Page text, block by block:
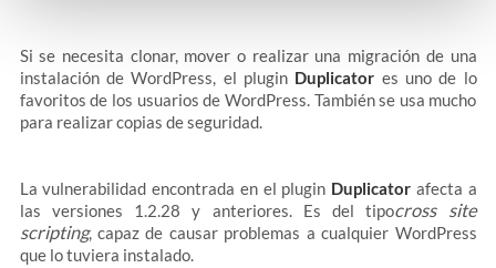
Si se necesita clonar, mover o realizar una migración de una
instalación de WordPress, el plugin Duplicator es uno de lo
favoritos de los usuarios de WordPress. También se usa mucho
para realizar copias de seguridad.
La vulnerabilidad encontrada en el plugin Duplicator afecta a
las versiones 1.2.28 y anteriores. Es del tipocross site
scripting, capaz de causar problemas a cualquier WordPress
que lo tuviera instalado.